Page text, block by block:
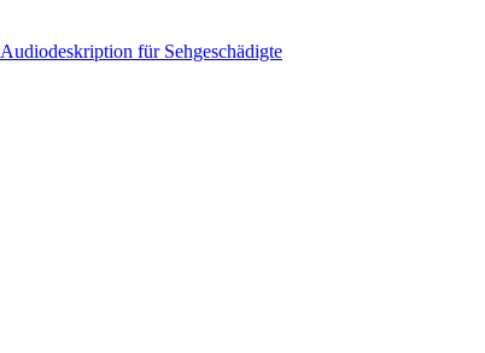
Audiodeskription für Sehgeschädigte